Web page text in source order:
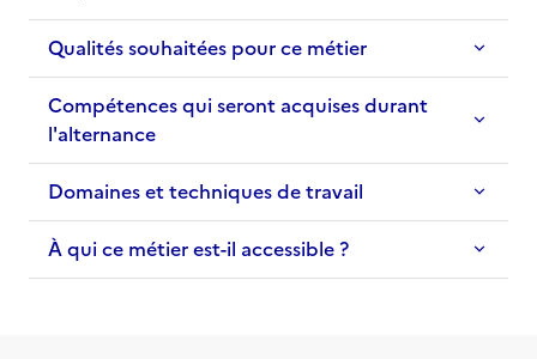
Qualités souhaitées pour ce métier
Compétences qui seront acquises durant
l'alternance
Domaines et techniques de travail
À qui ce métier est-il accessible ?